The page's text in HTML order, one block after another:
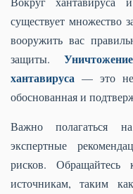
существует множество
вооружить вас
защиты.
хантавируса — это не
обоснованная и
Важно полагаться
экспертные
рисков.
источникам, таким